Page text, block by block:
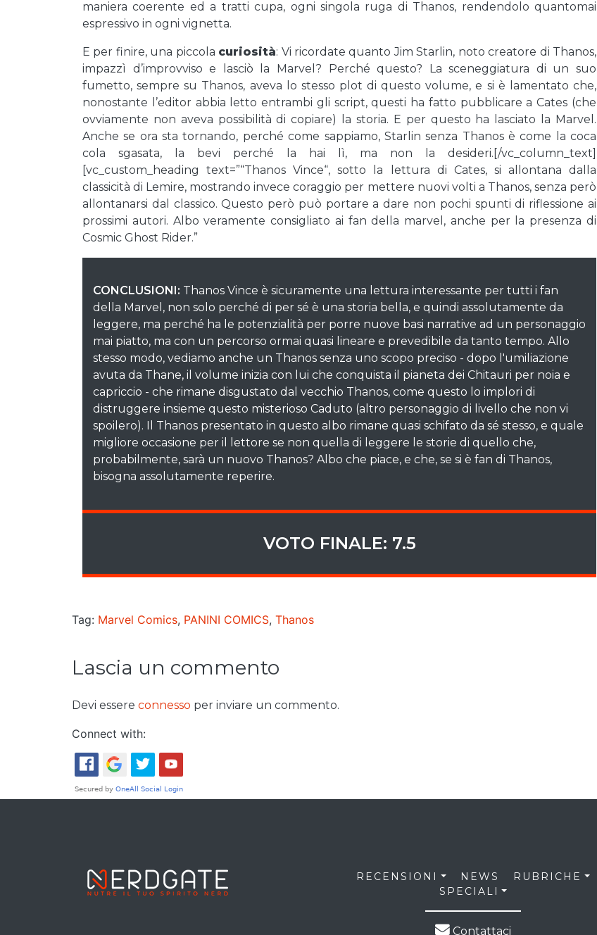
maniera coerente ed a tratti cupa, ogni singola ruga di Thanos, rendendolo quantomai
espressivo in ogni vignetta.
E per finire, una piccola curiosità: Vi ricordate quanto Jim Starlin, noto creatore di Thanos,
impazzì d’improvviso e lasciò la Marvel? Perché questo? La sceneggiatura di un suo
fumetto, sempre su Thanos, aveva lo stesso plot di questo volume, e si è lamentato che,
nonostante l’editor abbia letto entrambi gli script, questi ha fatto pubblicare a Cates (che
ovviamente non aveva possibilità di copiare) la storia. E per questo ha lasciato la Marvel.
Anche se ora sta tornando, perché come sappiamo, Starlin senza Thanos è come la coca
cola sgasata, la bevi perché la hai lì, ma non la desideri.[/vc_column_text]
[vc_custom_heading text=”“Thanos Vince“, sotto la lettura di Cates, si allontana dalla
classicità di Lemire, mostrando invece coraggio per mettere nuovi volti a Thanos, senza però
allontanarsi dal classico. Questo però può portare a dare non pochi spunti di riflessione ai
prossimi autori. Albo veramente consigliato ai fan della marvel, anche per la presenza di
Cosmic Ghost Rider.”
CONCLUSIONI: Thanos Vince è sicuramente una lettura interessante per tutti i fan
della Marvel, non solo perché di per sé è una storia bella, e quindi assolutamente da
leggere, ma perché ha le potenzialità per porre nuove basi narrative ad un personaggio
mai piatto, ma con un percorso ormai quasi lineare e prevedibile da tanto tempo. Allo
stesso modo, vediamo anche un Thanos senza uno scopo preciso - dopo l'umiliazione
avuta da Thane, il volume inizia con lui che conquista il pianeta dei Chitauri per noia e
capriccio - che rimane disgustato dal vecchio Thanos, come questo lo implori di
distruggere insieme questo misterioso Caduto (altro personaggio di livello che non vi
spoilero). Il Thanos presentato in questo albo rimane quasi schifato da sé stesso, e quale
migliore occasione per il lettore se non quella di leggere le storie di quello che,
probabilmente, sarà un nuovo Thanos? Albo che piace, e che, se si è fan di Thanos,
bisogna assolutamente reperire.
VOTO FINALE: 7.5
Tag: Marvel Comics, PANINI COMICS, Thanos
Lascia un commento
Devi essere connesso per inviare un commento.
Connect with:
RECENSIONI NEWS
RUBRICHE
SPECIALI
Contattaci